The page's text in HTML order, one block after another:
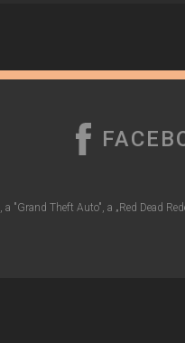
a "Grand Theft Auto", a „Red Dead